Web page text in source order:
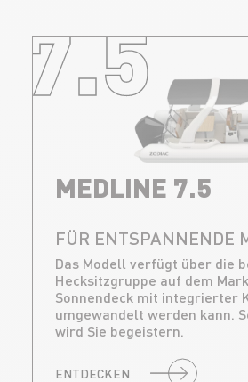
7.5
MEDLINE 7.5
FÜR ENTSPANNENDE
Das Modell verfügt über die
Hecksitzgruppe auf dem
Sonnendeck mit integrierter
umgewandelt werden kann.
wird Sie begeistern.
ENTDECKEN